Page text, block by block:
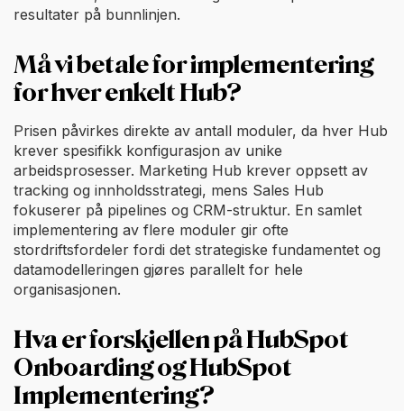
resultater på bunnlinjen.
Må vi betale for implementering
for hver enkelt Hub?
Prisen påvirkes direkte av antall moduler, da hver Hub
krever spesifikk konfigurasjon av unike
arbeidsprosesser. Marketing Hub krever oppsett av
tracking og innholdsstrategi, mens Sales Hub
fokuserer på pipelines og CRM-struktur. En samlet
implementering av flere moduler gir ofte
stordriftsfordeler fordi det strategiske fundamentet og
datamodelleringen gjøres parallelt for hele
organisasjonen.
Hva er forskjellen på HubSpot
Onboarding og HubSpot
Implementering?